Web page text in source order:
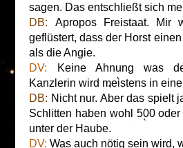
sagen. Das entschließt sich
DB: Apropos Freistaat. Mir
geflüstert, dass der Horst
als die Angie.
DV: Keine Ahnung was
Kanzlerin wird meistens in
DB: Nicht nur. Aber das spielt
Schlitten haben wohl 500
unter der Haube.
DV: Was auch nötig sein wird,